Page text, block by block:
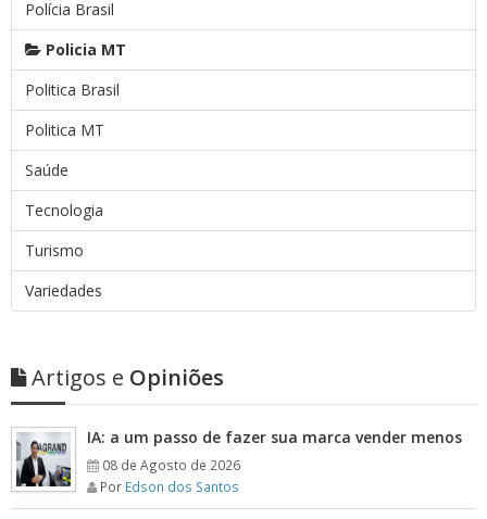
Polícia Brasil
Policia MT
Politica Brasil
Politica MT
Saúde
Tecnologia
Turismo
Variedades
Artigos e Opiniões
IA: a um passo de fazer sua marca vender menos
08 de Agosto de 2026
Por Edson dos Santos